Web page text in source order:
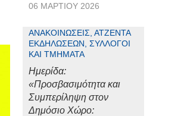
06 ΜΑΡΤΊΟΥ 2026
ΑΝΑΚΟΙΝΏΣΕΙΣ, ΑΤΖΈΝΤΑ
ΕΚΔΗΛΏΣΕΩΝ, ΣΎΛΛΟΓΟΙ
ΚΑΙ ΤΜΉΜΑΤΑ
Ημερίδα:
«Προσβασιμότητα και
Συμπερίληψη στον
Δημόσιο Χώρο: